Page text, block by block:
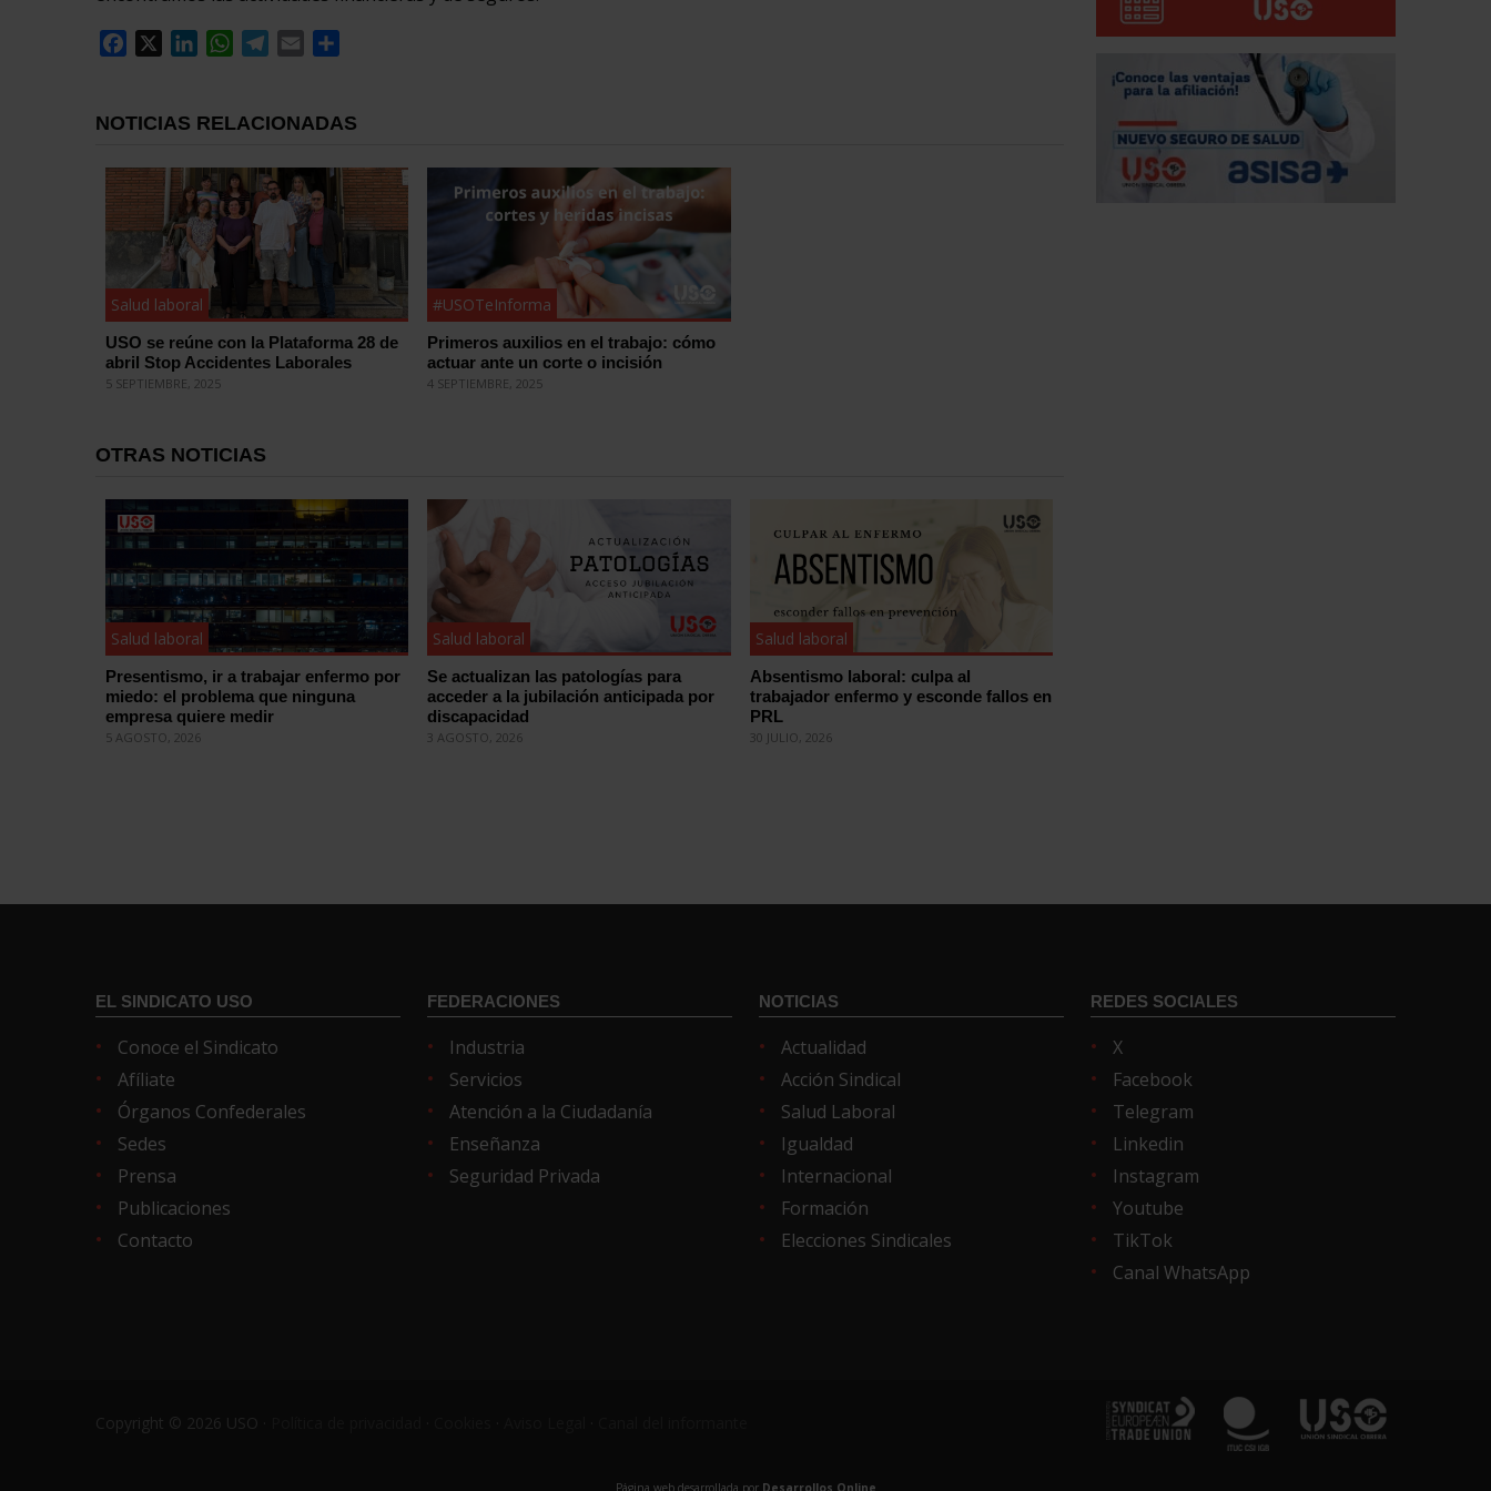
Facebook
LinkedInWhatsApp
Telegram
Email
NOTICIAS RELACIONADAS
Salud laboral
USO se reúne con la Plataforma 28 de
abril Stop Accidentes Laborales
5 SEPTIEMBRE, 2025
#USOTeInforma
Primeros auxilios en el trabajo: cómo
actuar ante un corte o incisión
4 SEPTIEMBRE, 2025
OTRAS NOTICIAS
Salud laboral
Presentismo, ir a trabajar enfermo por
miedo: el problema que ninguna
empresa quiere medir
5 AGOSTO, 2026
Salud laboral
Se actualizan las patologías para
acceder a la jubilación anticipada por
discapacidad
3 AGOSTO, 2026
Salud laboral
Absentismo laboral: culpa al
trabajador enfermo y esconde fallos en
PRL
30 JULIO, 2026
EL SINDICATO USO
Conoce el Sindicato
Afíliate
Órganos Confederales
Sedes
Prensa
Publicaciones
Contacto
FEDERACIONES
Industria
Servicios
Atención a la Ciudadanía
Enseñanza
Seguridad Privada
NOTICIAS
Actualidad
Acción Sindical
Salud Laboral
Igualdad
Internacional
Formación
Elecciones Sindicales
REDES SOCIALES
X
Facebook
Telegram
Linkedin
Instagram
Youtube
TikTok
Canal WhatsApp
Copyright © 2026 USO ·